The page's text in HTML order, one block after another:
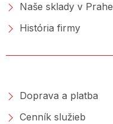
Naše sklady v Prahe
História firmy
Doprava a platba
Cenník služieb